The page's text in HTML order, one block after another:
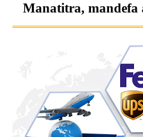
Manatitra,